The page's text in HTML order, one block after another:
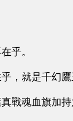
乎。
，就是千幻
戰魂血旗加